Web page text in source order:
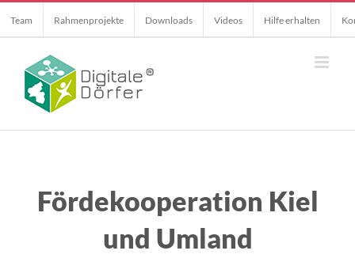
to
content
Team Rahmenprojekte Downloads Videos Hilfe erhalten
Fördekooperation Kiel
und Umland